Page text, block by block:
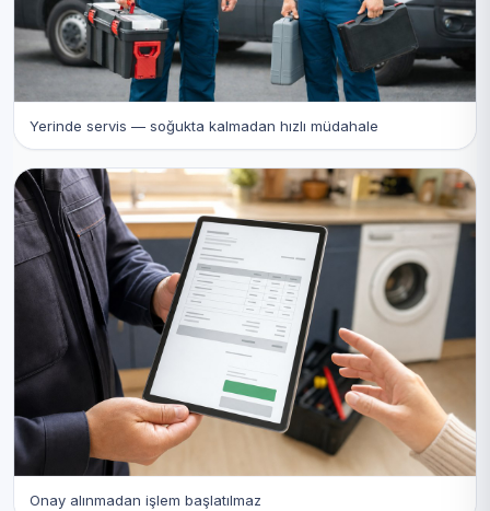
Yerinde servis — soğukta kalmadan hızlı müdahale
Onay alınmadan işlem başlatılmaz